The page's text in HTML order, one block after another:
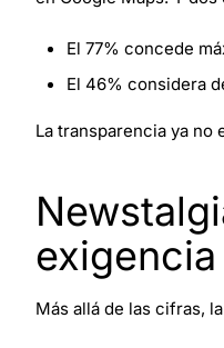
El 77% concede
El 46% considera
La transparencia ya
exigencia
Más allá de las cifras,